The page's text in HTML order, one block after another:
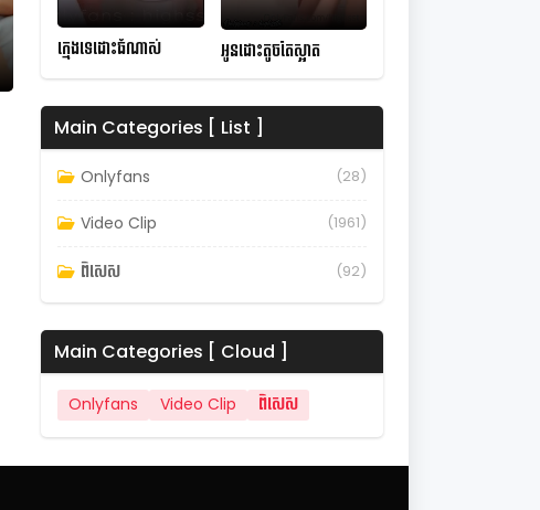
ក្មេងទេដោះធំណាស់ អូនដោះតូចតែស្អាត
Main Categories [ List ]
Onlyfans (28)
Video Clip (1961)
ពិសេស (92)
Main Categories [ Cloud ]
Onlyfans Video Clip ពិសេស